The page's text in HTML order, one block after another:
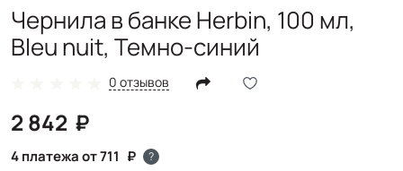
Чернила в банке Herbin, 100 мл,
Bleu nuit, Темно-синий
0 отзывов
2 842
4 платежа от 711 ?